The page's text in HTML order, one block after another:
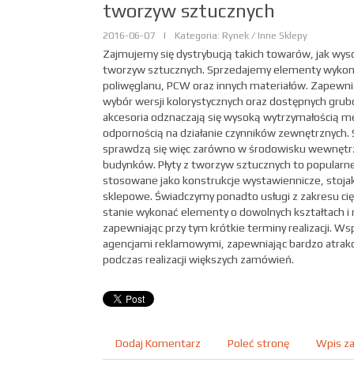
tworzyw sztucznych
2016-06-07 | Kategoria: Rynek / Inne Sklepy
Zajmujemy się dystrybucją takich towarów, jak
tworzyw sztucznych. Sprzedajemy elementy
poliwęglanu, PCW oraz innych materiałów.
wybór wersji kolorystycznych oraz dostępnych
akcesoria odznaczają się wysoką wytrzymałością
odpornością na działanie czynników
sprawdzą się więc zarówno w środowisku
budynków. Płyty z tworzyw sztucznych to
stosowane jako konstrukcje wystawiennicze,
sklepowe. Świadczymy ponadto usługi z zakresu
stanie wykonać elementy o dowolnych kształtach i
zapewniając przy tym krótkie terminy realizacji.
agencjami reklamowymi, zapewniając bardzo
podczas realizacji większych zamówień.
Dodaj Komentarz Poleć stronę Wpis